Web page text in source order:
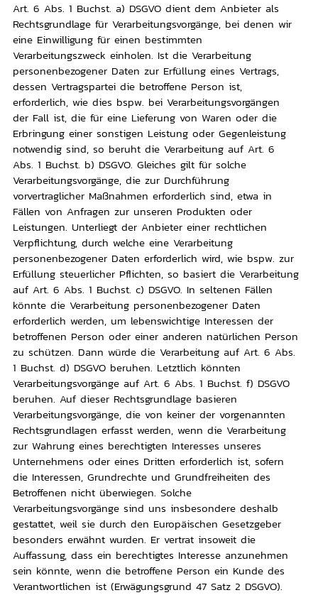
Art. 6 Abs. 1 Buchst. a) DSGVO dient dem Anbieter als
Rechtsgrundlage für Verarbeitungsvorgänge, bei denen wir
eine Einwilligung für einen bestimmten
Verarbeitungszweck einholen. Ist die Verarbeitung
personenbezogener Daten zur Erfüllung eines Vertrags,
dessen Vertragspartei die betroffene Person ist,
erforderlich, wie dies bspw. bei Verarbeitungsvorgängen
der Fall ist, die für eine Lieferung von Waren oder die
Erbringung einer sonstigen Leistung oder Gegenleistung
notwendig sind, so beruht die Verarbeitung auf Art. 6
Abs. 1 Buchst. b) DSGVO. Gleiches gilt für solche
Verarbeitungsvorgänge, die zur Durchführung
vorvertraglicher Maßnahmen erforderlich sind, etwa in
Fällen von Anfragen zur unseren Produkten oder
Leistungen. Unterliegt der Anbieter einer rechtlichen
Verpflichtung, durch welche eine Verarbeitung
personenbezogener Daten erforderlich wird, wie bspw. zur
Erfüllung steuerlicher Pflichten, so basiert die Verarbeitung
auf Art. 6 Abs. 1 Buchst. c) DSGVO. In seltenen Fällen
könnte die Verarbeitung personenbezogener Daten
erforderlich werden, um lebenswichtige Interessen der
betroffenen Person oder einer anderen natürlichen Person
zu schützen. Dann würde die Verarbeitung auf Art. 6 Abs.
1 Buchst. d) DSGVO beruhen. Letztlich könnten
Verarbeitungsvorgänge auf Art. 6 Abs. 1 Buchst. f) DSGVO
beruhen. Auf dieser Rechtsgrundlage basieren
Verarbeitungsvorgänge, die von keiner der vorgenannten
Rechtsgrundlagen erfasst werden, wenn die Verarbeitung
zur Wahrung eines berechtigten Interesses unseres
Unternehmens oder eines Dritten erforderlich ist, sofern
die Interessen, Grundrechte und Grundfreiheiten des
Betroffenen nicht überwiegen. Solche
Verarbeitungsvorgänge sind uns insbesondere deshalb
gestattet, weil sie durch den Europäischen Gesetzgeber
besonders erwähnt wurden. Er vertrat insoweit die
Auffassung, dass ein berechtigtes Interesse anzunehmen
sein könnte, wenn die betroffene Person ein Kunde des
Verantwortlichen ist (Erwägungsgrund 47 Satz 2 DSGVO).